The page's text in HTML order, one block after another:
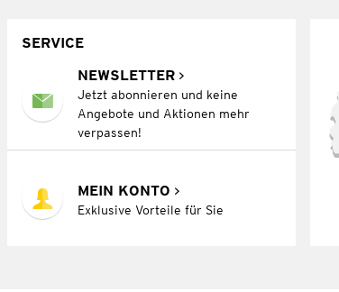
SERVICE
NEWSLETTER
Jetzt abonnieren und keine
Angebote und Aktionen mehr
verpassen!
MEIN KONTO
Exklusive Vorteile für Sie